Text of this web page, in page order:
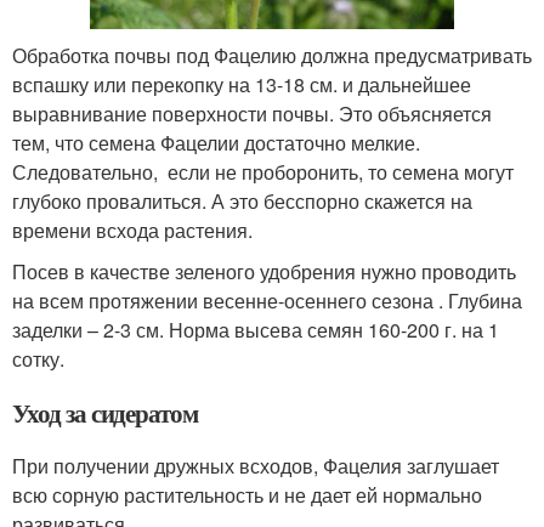
Обработка почвы под Фацелию должна предусматривать
вспашку или перекопку на 13-18 см. и дальнейшее
выравнивание поверхности почвы. Это объясняется
тем, что семена Фацелии достаточно мелкие.
Следовательно, если не проборонить, то семена могут
глубоко провалиться. А это бесспорно скажется на
времени всхода растения.
Посев в качестве зеленого удобрения нужно проводить
на всем протяжении весенне-осеннего сезона . Глубина
заделки – 2-3 см. Норма высева семян 160-200 г. на 1
сотку.
Уход за сидератом
При получении дружных всходов, Фацелия заглушает
всю сорную растительность и не дает ей нормально